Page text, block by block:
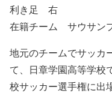
利き足 右
在籍チーム サウサン
地元のチームでサッカ
て、日章学園高等学校
校サッカー選手権に出